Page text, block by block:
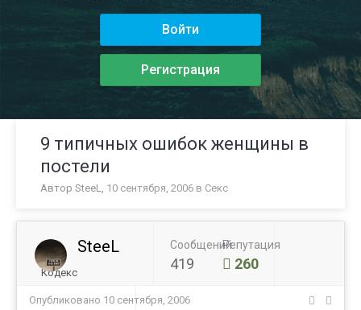
Войти
Регистрация
9 типичных ошибок женщины в
постели
Автор SteeL, 10 сентября, 2006 в Секс
SteeL
Кодекс
Сообщений
419
Репутация
260
Опубликовано 10 сентября, 2006